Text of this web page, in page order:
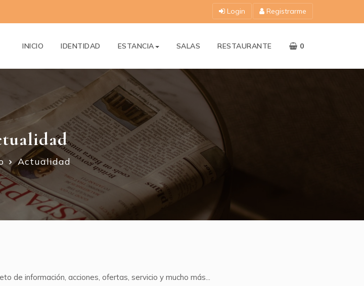
Login Registrarme
INICIO IDENTIDAD ESTANCIA SALAS RESTAURANTE 0
Actualidad
de información, acciones, ofertas, servicio y mucho más...